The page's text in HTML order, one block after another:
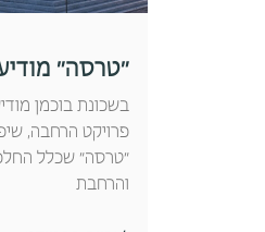
״טרסה״
פרויקט הרחבה,
״טרסה״ שכלל
והרחבת